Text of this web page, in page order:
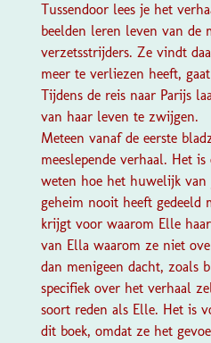
Tussendoor lees je het
beelden leren leven van de
verzetsstrijders. Ze vindt
meer te verliezen heeft,
Tijdens de reis naar Parijs
van haar leven te zwijgen.
Meteen vanaf de eerste
meeslepende verhaal. Het
weten hoe het huwelijk van
geheim nooit heeft
krijgt voor waarom Elle
van Ella waarom ze niet
dan menigeen dacht, zoals
specifiek over het verhaal
soort reden als Elle. Het is
dit boek, omdat ze het